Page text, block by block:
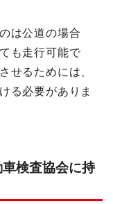
は公道の場合
も走行可能で
せるためには、
る必要がありま
検査協会に持